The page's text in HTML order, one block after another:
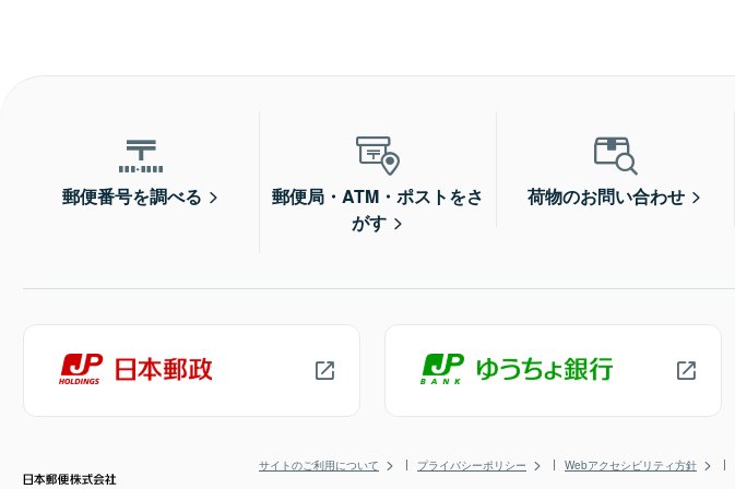
郵便番号を調べる
郵便局・ATM・ポストをさ
がす
荷物のお問い合わせ
サイトのご利用について プライバシーポリシー Webアクセシビリティ方針